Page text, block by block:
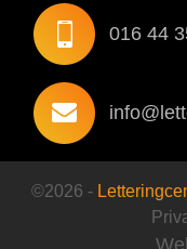
016 44
©2026 -